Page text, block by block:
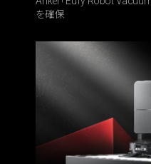
を確保